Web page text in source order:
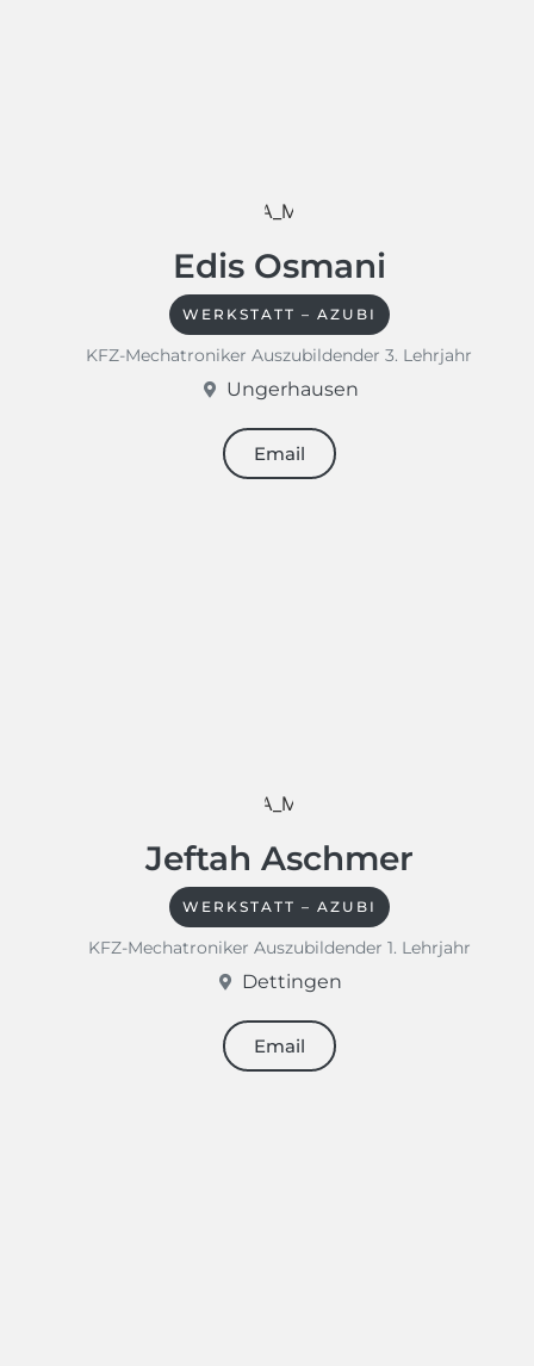
Edis Osmani
WERKSTATT – AZUBI
KFZ-Mechatroniker Auszubildender 3. Lehrjahr
Ungerhausen
Email
Jeftah Aschmer
WERKSTATT – AZUBI
KFZ-Mechatroniker Auszubildender 1. Lehrjahr
Dettingen
Email